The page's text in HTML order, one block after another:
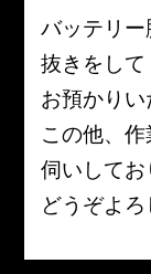
バッテリ
抜きをして
お預かりい
この他、
伺いしてお
どうぞよろ